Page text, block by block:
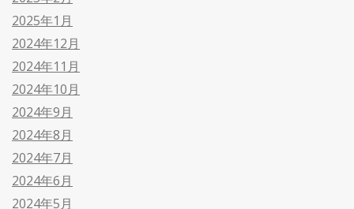
2025年1月
2024年12月
2024年11月
2024年10月
2024年9月
2024年8月
2024年7月
2024年6月
2024年5月